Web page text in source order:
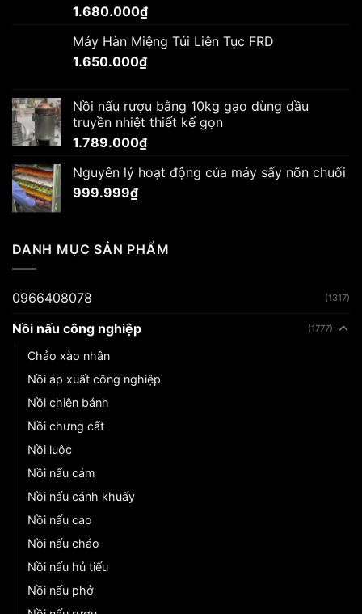
1.680.000₫
Máy Hàn Miệng Túi Liên Tục FRD
1.650.000₫
Nồi nấu rượu bằng 10kg gạo dùng dầu
truyền nhiệt thiết kế gọn
1.789.000₫
Nguyên lý hoạt động của máy sấy nõn chuối
999.999₫
DANH MỤC SẢN PHẨM
0966408078 (1317)
Nồi nấu công nghiệp (1777)
Chảo xào nhân
Nồi áp xuất công nghiệp
Nồi chiên bánh
Nồi chưng cất
Nồi luộc
Nồi nấu cám
Nồi nấu cánh khuấy
Nồi nấu cao
Nồi nấu cháo
Nồi nấu hủ tiếu
Nồi nấu phở